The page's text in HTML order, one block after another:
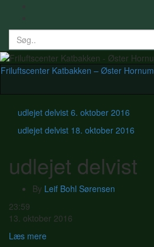
Search
for:
Friluftscenter Katbakken – Øster Hornum
udlejet delvist 6. oktober 2016
udlejet delvist 18. oktober 2016
udlejet delvist
By Leif Bohl Sørensen
udlejet
delvist
23:59
13. oktober 2016
Læs mere